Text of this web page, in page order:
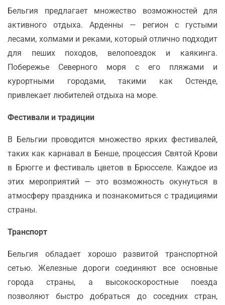
Бельгия предлагает множество возможностей для
активного отдыха. Арденны — регион с густыми
лесами, холмами и реками, который отлично подходит
для пеших походов, велопоездок и каякинга.
Побережье Северного моря с его пляжами и
курортными городами, такими как Остенде,
привлекает любителей отдыха на море.
Фестивали и традиции
В Бельгии проводится множество ярких фестивалей,
таких как карнавал в Бенше, процессия Святой Крови
в Брюгге и фестиваль цветов в Брюсселе. Каждое из
этих мероприятий — это возможность окунуться в
атмосферу праздника и познакомиться с традициями
страны.
Транспорт
Бельгия обладает хорошо развитой транспортной
сетью. Железные дороги соединяют все основные
города страны, а высокоскоростные поезда
позволяют быстро добраться до соседних стран,